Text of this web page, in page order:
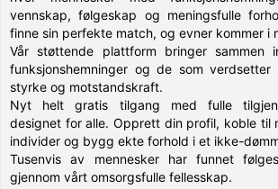
vennskap, følgeskap og meningsfulle
finne sin perfekte match, og evner kommer i
Vår støttende plattform bringer sammen
funksjonshemninger og de som verdsetter
styrke og motstandskraft.
Nyt helt gratis tilgang med fulle
designet for alle. Opprett din profil, koble til
individer og bygg ekte forhold i et ikke-
Tusenvis av mennesker har funnet
gjennom vårt omsorgsfulle fellesskap.